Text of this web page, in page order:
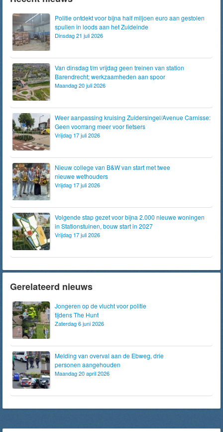
Politie ontdekt voor bijna half miljoen euro aan gestolen
spullen in loods aan het Zuideinde
Dinsdag 21 juli 2026
Van dinsdag t/m vrijdag geen treinen van station
Barendrecht; werkzaamheden aan spoor
Maandag 20 juli 2026
Weer aanpassing kruising Zuidersingel/Avenue Carnisse:
Geen voorrang meer voor fietsers
Vrijdag 17 juli 2026
Nieuw college van B&W van start met twee
nieuwe wethouders
Vrijdag 17 juli 2026
Volgende stap gezet voor bijna 2.000 nieuwe woningen
in Stationstuinen, bouw start in 2027
Vrijdag 17 juli 2026
Gerelateerd nieuws
Jongeren op de vlucht voor politie
tijdens The Hunt
Zaterdag 6 juni 2026
Melding van overval aan de Ebweg, drie
personen aangehouden
Maandag 20 april 2026